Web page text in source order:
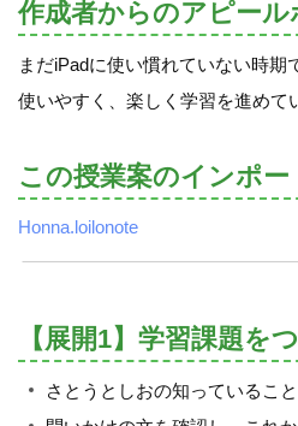
作成者からのアピール
まだiPadに使い慣れていない時期
使いやすく、楽しく学習を進めて
この授業案のインポ
Honna.loilonote
【展開1】学習課題を
さとうとしおの知っていること